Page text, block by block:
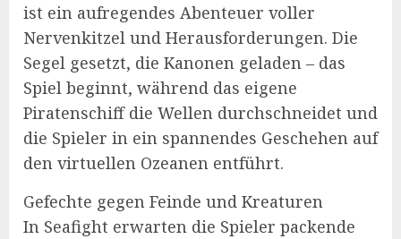
ist ein aufregendes Abenteuer voller
Nervenkitzel und Herausforderungen. Die
Segel gesetzt, die Kanonen geladen – das
Spiel beginnt, während das eigene
Piratenschiff die Wellen durchschneidet und
die Spieler in ein spannendes Geschehen auf
den virtuellen Ozeanen entführt.
Gefechte gegen Feinde und Kreaturen
In Seafight erwarten die Spieler packende